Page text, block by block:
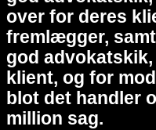
over for deres
fremlægger,
god
klient, og for
blot det handler
million sag.